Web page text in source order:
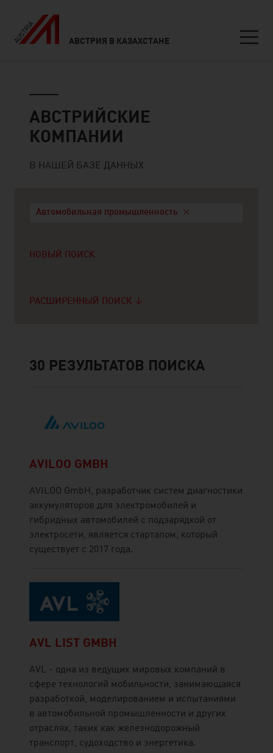
АВСТРИЯ В КАЗАХСТАНЕ
АВСТРИЙСКИЕ
КОМПАНИИ
В НАШЕЙ БАЗЕ ДАННЫХ
Автомобильная промышленность
НОВЫЙ ПОИСК
РАСШИРЕННЫЙ ПОИСК
30 РЕЗУЛЬТАТОВ ПОИСКА
AVILOO GMBH
AVILOO GmbH, разработчик систем диагностики
аккумуляторов для электромобилей и
гибридных автомобилей с подзарядкой от
электросети, является стартапом, который
существует с 2017 года.
AVL LIST GMBH
AVL - одна из ведущих мировых компаний в
сфере технологий мобильности, занимающаяся
разработкой, моделированием и испытаниями
в автомобильной промышленности и других
отраслях, таких как железнодорожный
транспорт, судоходство и энергетика.